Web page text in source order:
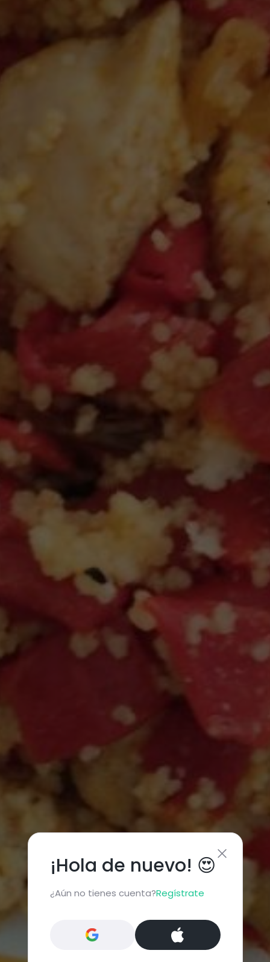
¡Hola de nuevo! 😍
¿Aún no tienes cuenta?Regístrate